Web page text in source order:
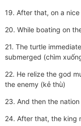
19. After that, on a
20. While boating on
21. The turtle
submerged (chìm
22. He relize the god
the enemy (kẻ thù)
23. And then the
24. After that, the king